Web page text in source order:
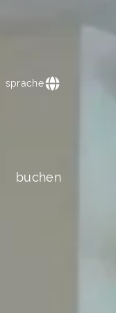
sprache
buchen